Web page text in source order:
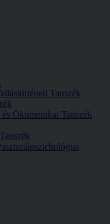
Tanszék
Ökumenikai Tanszék